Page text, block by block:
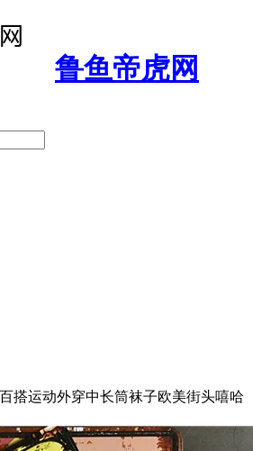
鲁鱼帝虎网
搭运动外穿中长筒袜子欧美街头嘻哈